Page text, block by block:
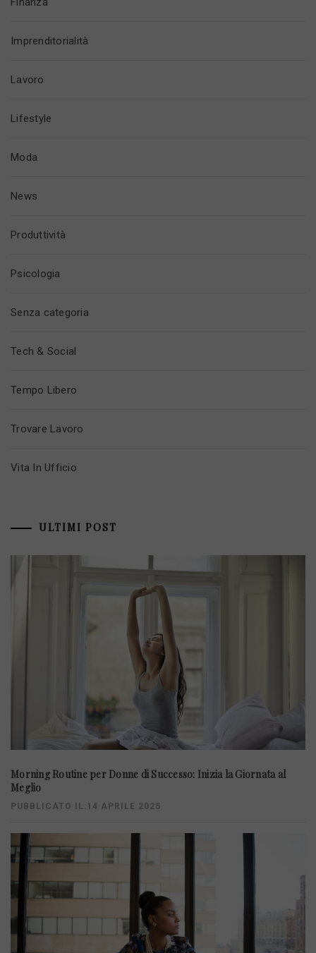
Imprenditorialità
Lavoro
Lifestyle
Moda
News
Produttività
Psicologia
Senza categoria
Tech & Social
Tempo Libero
Trovare Lavoro
Vita In Ufficio
ULTIMI POST
Morning Routine per Donne di Successo: Inizia la Giornata al
Meglio
PUBBLICATO IL:14 APRILE 2025